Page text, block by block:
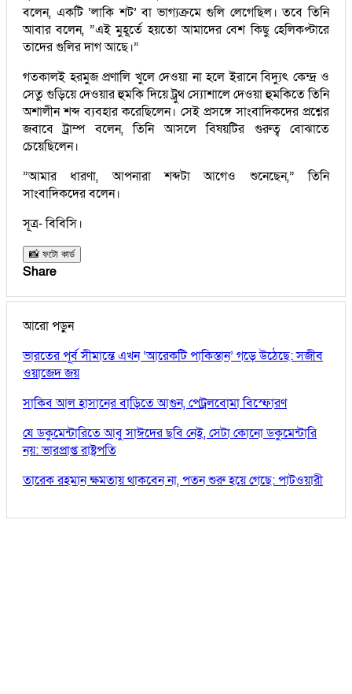
বলেন, একটি ‘লাকি শট’ বা ভাগ্যক্রমে গুলি লেগেছিল। তবে তিনি
আবার বলেন, ”এই মুহূর্তে হয়তো আমাদের বেশ কিছু হেলিকপ্টারে
তাদের গুলির দাগ আছে।”
গতকালই হরমুজ প্রণালি খুলে দেওয়া না হলে ইরানে বিদ্যুৎ কেন্দ্র ও
সেতু গুড়িয়ে দেওয়ার হুমকি দিয়ে ট্রুথ স্যোশালে দেওয়া হুমকিতে তিনি
অশালীন শব্দ ব্যবহার করেছিলেন। সেই প্রসঙ্গে সাংবাদিকদের প্রশ্নের
জবাবে ট্রাম্প বলেন, তিনি আসলে বিষয়টির গুরুত্ব বোঝাতে
চেয়েছিলেন।
”আমার ধারণা, আপনারা শব্দটা আগেও শুনেছেন,” তিনি
সাংবাদিকদের বলেন।
সূত্র- বিবিসি।
📸 ফটো কার্ড
Share
আরো পড়ুন
ভারতের পূর্ব সীমান্তে এখন ‘আরেকটি পাকিস্তান’ গড়ে উঠেছে: সজীব
ওয়াজেদ জয়
সাকিব আল হাসানের বাড়িতে আগুন, পেট্রলবোমা বিস্ফোরণ
যে ডকুমেন্টারিতে আবু সাঈদের ছবি নেই, সেটা কোনো ডকুমেন্টারি
নয়: ভারপ্রাপ্ত রাষ্ট্রপতি
তারেক রহমান ক্ষমতায় থাকবেন না, পতন শুরু হয়ে গেছে: পাটওয়ারী